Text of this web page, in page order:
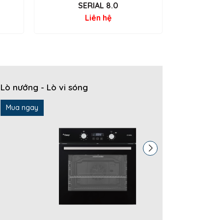
mẽ và bền bỉ theo thời gian. Sản phẩm không
SERIAL 8.0
Liên hệ
Lò nướng - Lò vi sóng
Mua ngay